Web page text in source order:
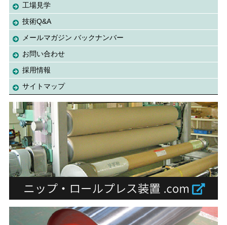
工場見学
技術Q&A
メールマガジン バックナンバー
お問い合わせ
採用情報
サイトマップ